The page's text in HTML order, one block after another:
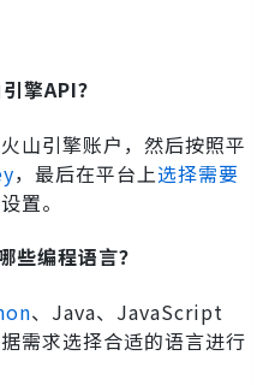
擎API？
山引擎账户，然后按照平
，最后在平台上选择需要
置。
些编程语言？
、Java、JavaScript
需求选择合适的语言进行